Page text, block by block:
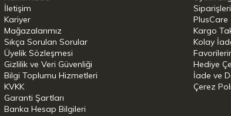
İletişim
Kariyer
Mağazalarımız
Sıkça Sorulan Sorular
Üyelik Sözleşmesi
Gizlilik ve Veri Güvenliği
Bilgi Toplumu Hizmetleri
KVKK
Garanti Şartları
Banka Hesap Bilgileri
PlusCare
Kargo
Kolay
Hediye
İade ve
Çerez